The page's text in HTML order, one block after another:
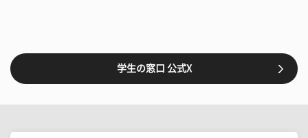
学生の窓口 公式X